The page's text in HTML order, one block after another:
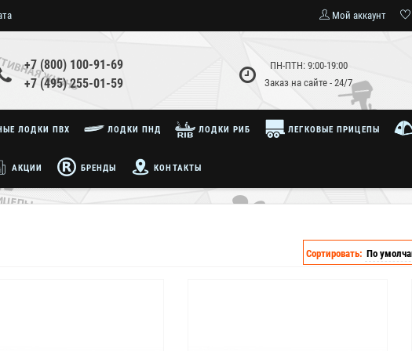
Мой аккаунт
+7 (800) 100-91-69
+7 (495) 255-01-59
ПН-ПТН: 9:00-19:00
Заказ на сайте - 24/7
ЛОДКИ ПВХ ЛОДКИ ПНД ЛОДКИ РИБ ЛЕГКОВЫЕ ПРИЦЕПЫ
АКЦИИ БРЕНДЫ КОНТАКТЫ
Сортировать: